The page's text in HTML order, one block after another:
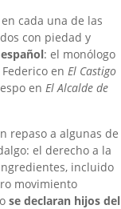
cada una de las
con piedad y
: el monólogo
en El Castigo
en El Alcalde de
repaso a algunas de
el derecho a la
incluido
movimiento
se declaran hijos del